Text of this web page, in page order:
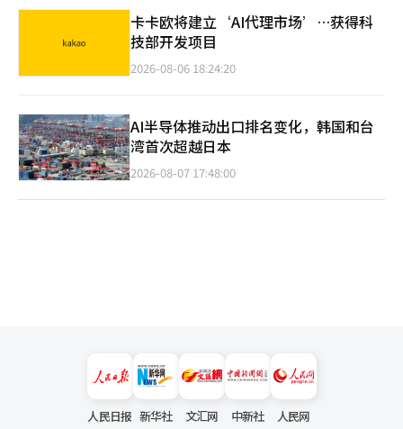
卡卡欧将建立‘AI代理市场’…获得科
技部开发项目
2026-08-06 18:24:20
AI半导体推动出口排名变化，韩国和台
湾首次超越日本
2026-08-07 17:48:00
人民日报 新华社 文汇网 中新社 人民网